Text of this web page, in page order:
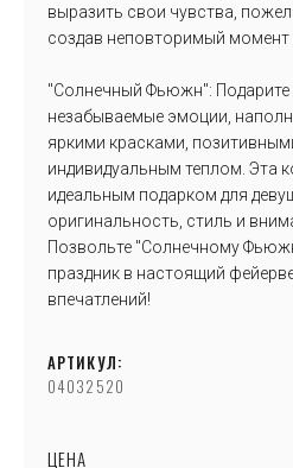
выразить свои чувства,
создав неповторимый момент
"Солнечный Фьюжн": Подарите
незабываемые эмоции,
яркими красками,
индивидуальным теплом. Эта
идеальным подарком для
оригинальность, стиль и
Позвольте "Солнечному
праздник в настоящий
впечатлений!
АРТИКУЛ:
04032520
ЦЕНА